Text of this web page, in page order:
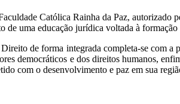
Católica Rainha da Paz,
de uma educação jurídica voltada à
de forma integrada completa-se com
democráticos e dos direitos humanos,
com o desenvolvimento e paz em sua